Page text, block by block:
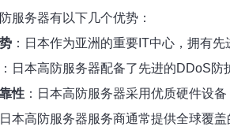
服务器有以下几个优势：
：日本作为亚洲的重要IT中心，拥有
：日本高防服务器配备了先进的DDoS
性 ：日本高防服务器采用优质硬件设
日本高防服务器服务商通常提供全球覆